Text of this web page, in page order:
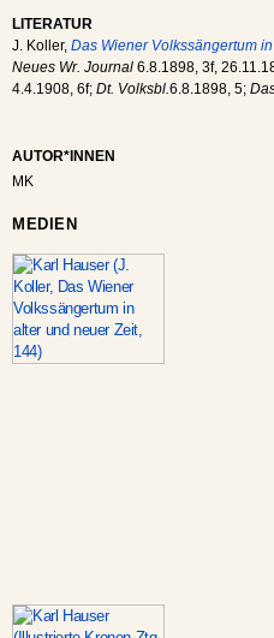
LITERATUR
J. Koller, Das Wiener Volkssängertum
Neues Wr. Journal 6.8.1898, 3f,
4.4.1908, 6f; Dt. Volksbl.6.8.1898, 5;
AUTOR*INNEN
MK
MEDIEN